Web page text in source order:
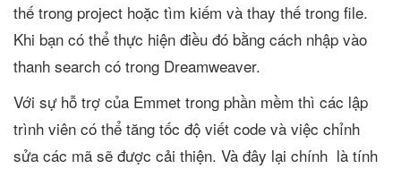
thế trong project hoặc tìm kiếm và thay thế trong file.
Khi bạn có thể thực hiện điều đó bằng cách nhập vào
thanh search có trong Dreamweaver.
Với sự hỗ trợ của Emmet trong phần mềm thì các lập
trình viên có thể tăng tốc độ viết code và việc chỉnh
sửa các mã sẽ được cải thiện. Và đây lại chính là tính